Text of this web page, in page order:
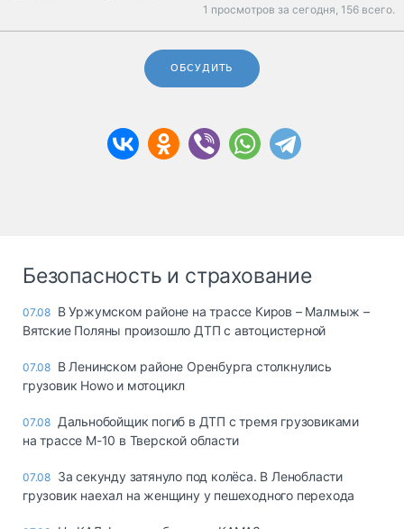
1 просмотров за сегодня, 156 всего.
ОБСУДИТЬ
Безопасность и страхование
07.08 В Уржумском районе на трассе Киров – Малмыж –
Вятские Поляны произошло ДТП с автоцистерной
07.08 В Ленинском районе Оренбурга столкнулись
грузовик Howo и мотоцикл
07.08 Дальнобойщик погиб в ДТП с тремя грузовиками
на трассе М-10 в Тверской области
07.08 За секунду затянуло под колёса. В Ленобласти
грузовик наехал на женщину у пешеходного перехода